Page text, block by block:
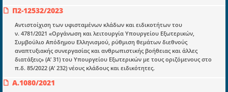
Π2-12532/2023
Αντιστοίχιση των υφισταμένων κλάδων και ειδικοτήτων του
ν. 4781/2021 «Οργάνωση και λειτουργία Υπουργείου Εξωτερικών,
Συμβούλιο Απόδημου Ελληνισμού, ρύθμιση θεμάτων διεθνούς
αναπτυξιακής συνεργασίας και ανθρωπιστικής βοήθειας και άλλες
διατάξεις» (Α’ 31) του Υπουργείου Εξωτερικών με τους οριζόμενους στο
π.δ. 85/2022 (Α’ 232) νέους κλάδους και ειδικότητες.
Α.1080/2021
Οδηγοί εκκαθάρισης
Νόμοι και προεδρικά διατάγματα
Υπουργικές αποφάσεις
Νομολογία και Γνωμοδοτήσεις ΝΣΚ